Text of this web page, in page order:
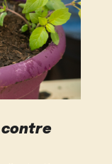
contre